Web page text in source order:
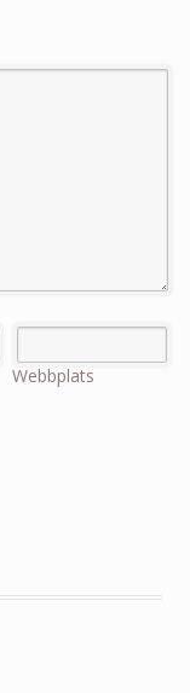
Webbplats